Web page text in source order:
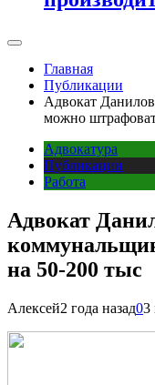
Главная
Публикации
Адвокат
можно
Адвокатура
Публикации
Работа
Адвокат
на 50-200 тыс
Алексей2 года назад03